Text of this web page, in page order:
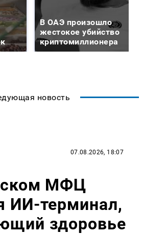
В ОАЭ произошло
жестокое убийство
криптомиллионера
новость
07.08.2026, 18:07
МФЦ
ИИ-терминал,
здоровье